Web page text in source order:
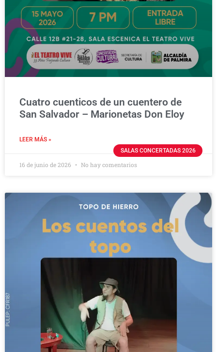
SALAS CONCERTADAS 2026
Cuatro cuenticos de un cuentero de
San Salvador – Marionetas Don Eloy
LEER MÁS »
16 de junio de 2026 No hay comentarios